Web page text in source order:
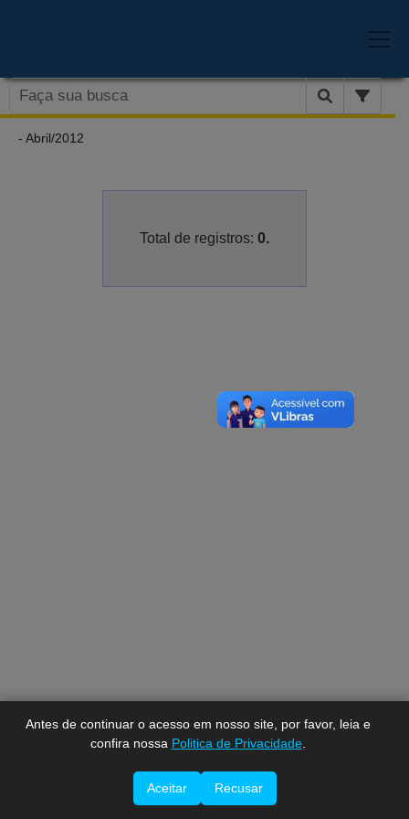
Antes de continuar o acesso em nosso site, por favor, leia e
confira nossa Politica de Privacidade.
Aceitar Recusar
- Abril/2012
Total de registros: 0.